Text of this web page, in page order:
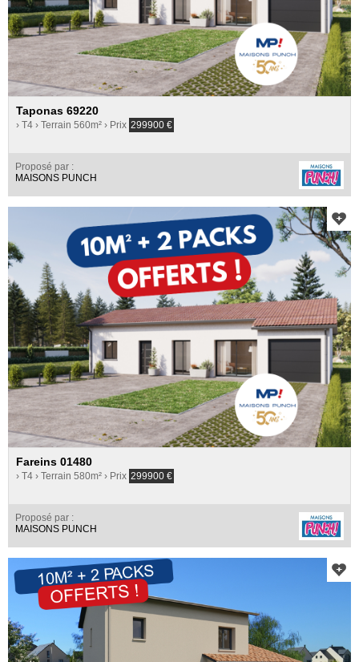
Taponas 69220
› T4 › Terrain 560m² › Prix 299900 €
Proposé par :
MAISONS PUNCH
Fareins 01480
› T4 › Terrain 580m² › Prix 299900 €
Proposé par :
MAISONS PUNCH